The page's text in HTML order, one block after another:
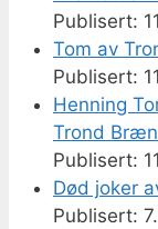
Tom av
Henning
Trond
Død joker